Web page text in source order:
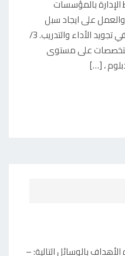
منها 2/ ربط الإدارة بالمؤسسات
والعمل على ايجاد سبل
للتواصل معها والاستفادة منها في تجويد الأداء والتدريب. 3/
التخصصات على مستوى
، […]
بالوسائل التالية: –